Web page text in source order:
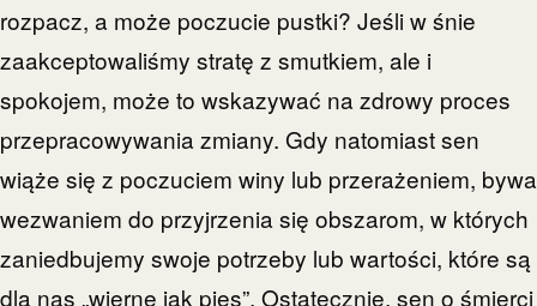
rozpacz, a może poczucie pustki? Jeśli w śnie
zaakceptowaliśmy stratę z smutkiem, ale i
spokojem, może to wskazywać na zdrowy proces
przepracowywania zmiany. Gdy natomiast sen
wiąże się z poczuciem winy lub przerażeniem, bywa
wezwaniem do przyjrzenia się obszarom, w których
zaniedbujemy swoje potrzeby lub wartości, które są
dla nas „wierne jak pies”. Ostatecznie, sen o śmierci